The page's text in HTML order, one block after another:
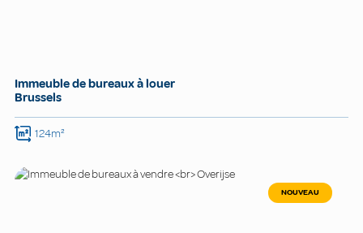
Immeuble de bureaux à louer
Brussels
124m²
NOUVEAU